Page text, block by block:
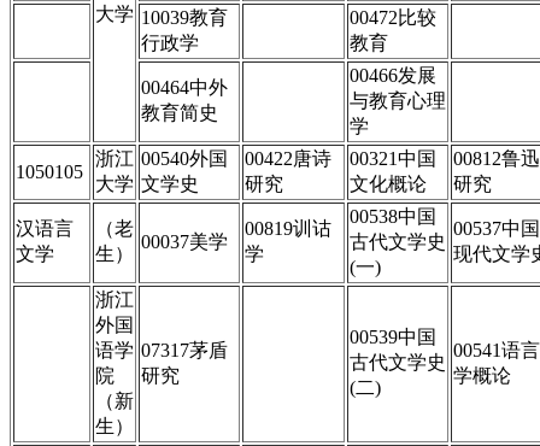
大学 10039教育
行政学
00472比较
教育
00464中外
教育简史
00466发展
与教育心理
学
1050105
浙江
大学
00540外国
文学史
00422唐诗
研究
00321中国
文化概论
00812鲁迅
研究
汉语言
文学
（老
生）
00037美学
00819训诂
学
00538中国
古代文学史
(一)
00537中国
现代文学
浙江
外国
语学
院
（新
生）
07317茅盾
研究
00539中国
古代文学史
(二)
00541语言
学概论